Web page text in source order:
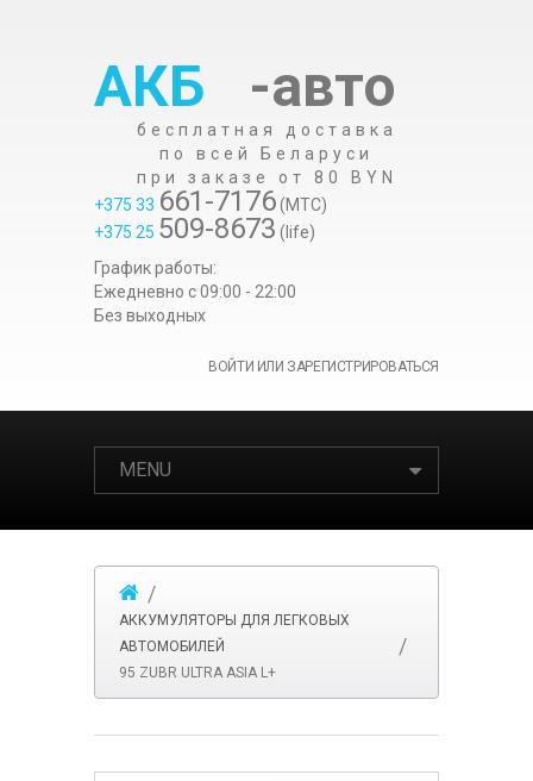
АКБ -авто
бесплатная доставка
по всей Беларуси
при заказе от 80 BYN
+375 33 661-7176(МТС)
+375 25 509-8673 (life)
График работы:
Ежедневно c 09:00 - 22:00
Без выходных
ВОЙТИ ИЛИ ЗАРЕГИСТРИРОВАТЬСЯ
MENU
АККУМУЛЯТОРЫ ДЛЯ ЛЕГКОВЫХ
АВТОМОБИЛЕЙ
95 ZUBR ULTRA ASIA L+